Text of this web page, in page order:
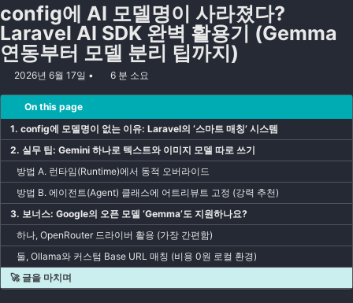
config에 AI 모델명이 사라졌다?
Laravel AI SDK 완벽 활용기 (Gemma
연동부터 모델 분리 팁까지)
2026년 6월 17일 6 분 소요
On this page
1. config에 모델명이 없는 이유: Laravel의 ‘스마트 매칭’ 시스템
2. 실무 팁: Gemini 하나로 텍스트와 이미지 모델 따로 쓰기
방법 A. 런타임(Runtime)에서 동적 오버라이드
방법 B. 에이전트(Agent) 클래스에 어트리뷰트 고정 (강력 추천)
3. 보너스: Google의 오픈 모델 ‘Gemma’도 지원하나요?
하나, OpenRouter 드라이버 활용 (가장 간편함)
둘, Ollama와 커스텀 Base URL 매칭 (비용 0원 로컬 환경)
🚀 글을 마치며